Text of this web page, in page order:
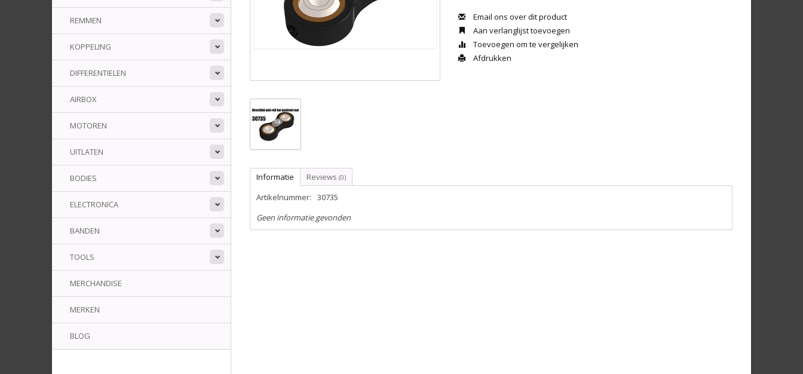
REMMEN
KOPPELING
DIFFERENTIELEN
AIRBOX
MOTOREN
UITLATEN
BODIES
ELECTRONICA
BANDEN
TOOLS
MERCHANDISE
MERKEN
BLOG
Email ons over dit product
Aan verlanglijst toevoegen
Toevoegen om te vergelijken
Afdrukken
Informatie Reviews (0)
Artikelnummer:
30735
Geen informatie gevonden